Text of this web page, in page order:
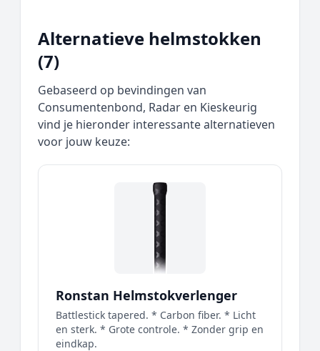
Alternatieve helmstokken
(7)
Gebaseerd op bevindingen van
Consumentenbond, Radar en Kieskeurig
vind je hieronder interessante alternatieven
voor jouw keuze:
Ronstan Helmstokverlenger
Battlestick tapered. * Carbon fiber. * Licht
en sterk. * Grote controle. * Zonder grip en
eindkap.